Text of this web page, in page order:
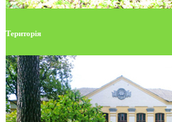
Територія